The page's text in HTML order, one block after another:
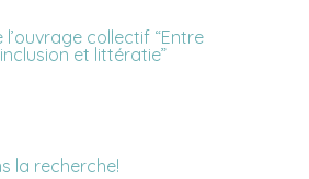
collectif “Entre
et littératie”
la recherche!